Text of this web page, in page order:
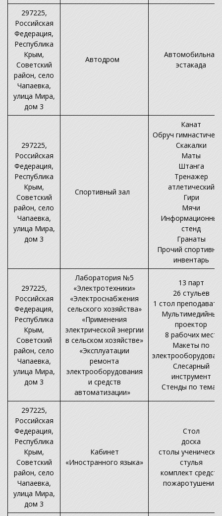
297225,
Российская
Федерация,
Республика
Крым,
Советский
район, село
Чапаевка,
улица Мира,
дом 3
Автодром
Автомобильная
эстакада
297225,
Российская
Федерация,
Республика
Крым,
Советский
район, село
Чапаевка,
улица Мира,
дом 3
Спортивный зал
Канат
Обруч
Скакалки
Маты
Штанга
Тренажер
атлетический
Гири
Мячи
Информационный
стенд
Гранаты
Прочий
инвентарь
297225,
Российская
Федерация,
Республика
Крым,
Советский
район, село
Чапаевка,
улица Мира,
дом 3
Лаборатория №5
«Электротехники»
«Электроснабжения
сельского хозяйства»
«Применения
электрической энергии
в сельском хозяйстве»
«Эксплуатации
ремонта
электрооборудования
и средств
автоматизации»
13 парт
26 стульев
1 стол
Мультимедийный
проектор
8 рабочих мест
Макеты по
Слесарный
инструмент
Стенды по темам
297225,
Российская
Федерация,
Республика
Крым,
Советский
район, село
Чапаевка,
улица Мира,
дом 3
Кабинет
«Иностранного языка»
Стол
доска
столы
стулья
комплект средств
пожаротушения.